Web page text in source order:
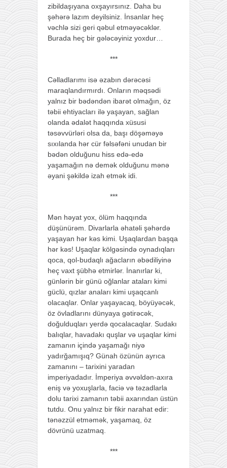
zibildaşıyana oxşayırsınız. Daha bu
şəhərə lazım deyilsiniz. İnsanlar heç
vəchlə sizi geri qəbul etməyəcəklər.
Burada heç bir gələcəyiniz yoxdur…
***
Cəlladlarımı isə əzabın dərəcəsi
maraqlandırmırdı. Onların məqsədi
yalnız bir bədəndən ibarət olmağın, öz
təbii ehtiyacları ilə yaşayan, sağlan
olanda ədalət haqqında xüsusi
təsəvvürləri olsa da, başı döşəməyə
sıxılanda hər cür fəlsəfəni unudan bir
bədən olduğunu hiss edə-edə
yaşamağın nə demək olduğunu mənə
əyani şəkildə izah etmək idi.
***
Mən həyat yox, ölüm haqqında
düşünürəm. Divarlarla əhatəli şəhərdə
yaşayan hər kəs kimi. Uşaqlardan başqa
hər kəs! Uşaqlar kölgəsində oynadıqları
qoca, qol-budaqlı ağacların əbədiliyinə
heç vaxt şübhə etmirlər. İnanırlar ki,
günlərin bir günü oğlanlar ataları kimi
güclü, qızlar anaları kimi uşaqcanlı
olacaqlar. Onlar yaşayacaq, böyüyəcək,
öz övladlarını dünyaya gətirəcək,
doğulduqları yerdə qocalacaqlar. Sudakı
balıqlar, havadakı quşlar və uşaqlar kimi
zamanın içində yaşamağı niyə
yadırğamışıq? Günah özünün ayrıca
zamanını – tarixini yaradan
imperiyadadır. İmperiya əvvəldən-axıra
eniş və yoxuşlarla, faciə və təzadlarla
dolu tarixi zamanın təbii axarından üstün
tutdu. Onu yalnız bir fikir narahat edir:
tənəzzül etməmək, yaşamaq, öz
dövrünü uzatmaq.
***